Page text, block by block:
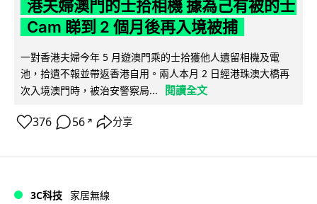
港夫婦澳門的士拾相機 據為己有被的士
Cam 睇到 2 個月後再入境被捕
一對香港夫婦今年 5 月遊澳門乘的士拾獲他人遺留相機及電
池，拾遺不報並帶返香港自用。兩人本月 2 日經港珠澳大橋再
次入境澳門時，被治安警察局...
閱讀全文
376 56 ↗ 分享
3C科技 家居無線